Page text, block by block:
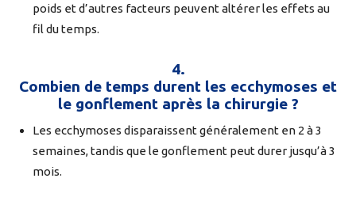
poids et d’autres facteurs peuvent altérer les effets au
fil du temps.
4.
Combien de temps durent les ecchymoses et
le gonflement après la chirurgie ?
Les ecchymoses disparaissent généralement en 2 à 3
semaines, tandis que le gonflement peut durer jusqu’à 3
mois.